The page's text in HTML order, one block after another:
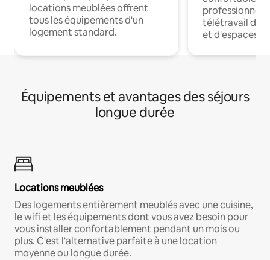
locations meublées offrent
tous les équipements d'un
logement standard.
professionnels
télétravail
et d'espaces
Équipements et avantages des séjours
longue durée
Locations meublées
Des logements entièrement meublés avec une cuisine,
le wifi et les équipements dont vous avez besoin pour
vous installer confortablement pendant un mois ou
plus. C'est l'alternative parfaite à une location
moyenne ou longue durée.